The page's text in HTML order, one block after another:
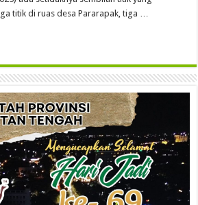
titik di ruas desa Pararapak, tiga …